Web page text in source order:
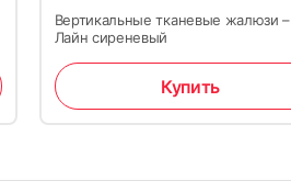
20
Вертикальные тканевые жалюзи –
Лайн сиреневый
Купить